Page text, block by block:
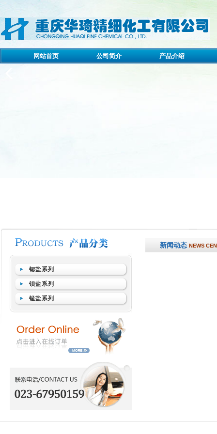
网站首页 公司简介 产品介绍
锶盐系列
钡盐系列
锰盐系列
新闻动态 NEWS